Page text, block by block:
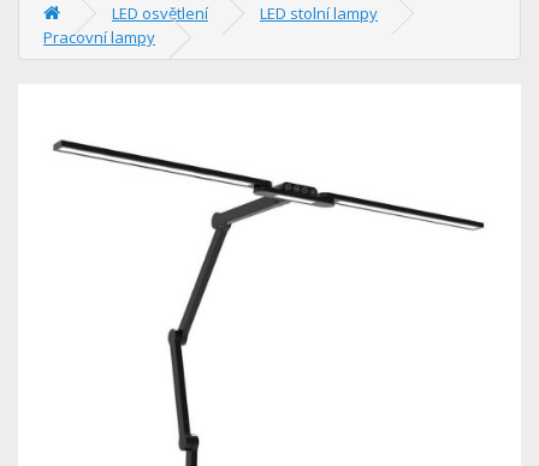
LED osvětlení
LED stolní lampy
Pracovní lampy